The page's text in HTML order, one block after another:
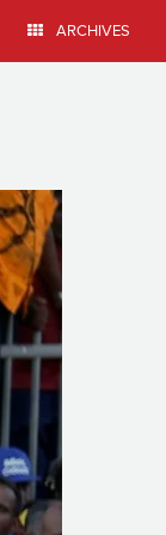
ARCHIVES